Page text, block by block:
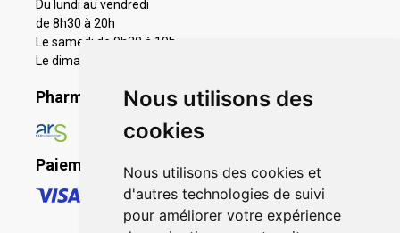
Nous utilisons des
cookies
Nous utilisons des cookies et
d'autres technologies de suivi
pour améliorer votre expérience
Du lundi au vendredi
de 8h30 à 20h
Le samedi de 9h30 à 19h
Le dimanche 11h à 19h
Pharmacie en ligne agréée
Paiement sécurisé